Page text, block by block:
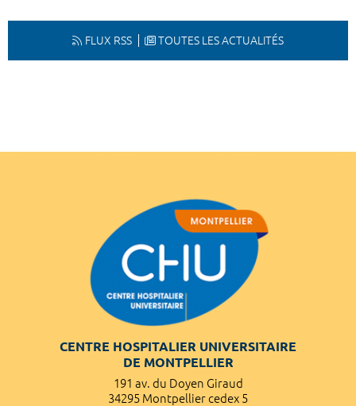
FLUX RSS TOUTES LES ACTUALITÉS
CENTRE HOSPITALIER UNIVERSITAIRE
DE MONTPELLIER
191 av. du Doyen Giraud
34295 Montpellier cedex 5